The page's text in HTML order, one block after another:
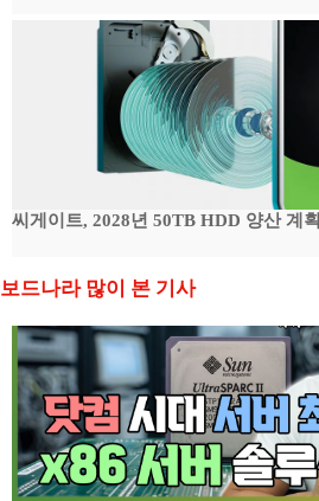
씨게이트, 2028년 50TB HDD 양산 계획
보드나라 많이 본 기사